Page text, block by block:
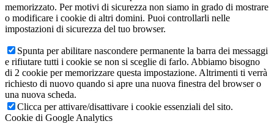
memorizzato. Per motivi di sicurezza non siamo in grado di mostrare
o modificare i cookie di altri domini. Puoi controllarli nelle
impostazioni di sicurezza del tuo browser.
Spunta per abilitare nascondere permanente la barra dei messaggi
e rifiutare tutti i cookie se non si sceglie di farlo. Abbiamo bisogno
di 2 cookie per memorizzare questa impostazione. Altrimenti ti verrà
richiesto di nuovo quando si apre una nuova finestra del browser o
una nuova scheda.
Clicca per attivare/disattivare i cookie essenziali del sito.
Cookie di Google Analytics